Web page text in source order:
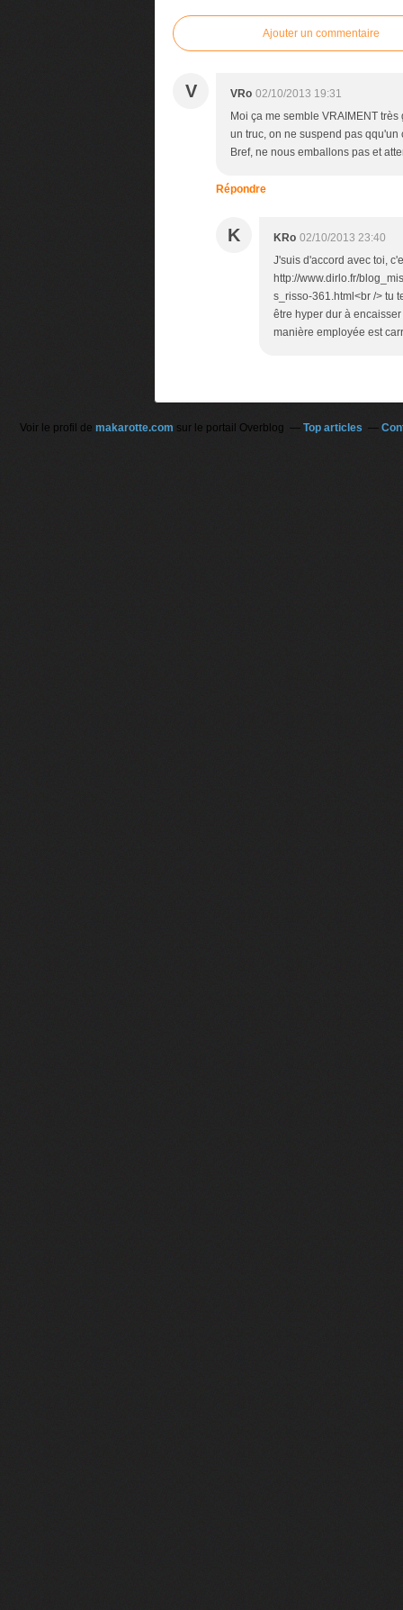
Ajouter un commentaire
V VRo 02/10/2013 19:31
Moi ça me semble VRAIMENT
un truc, on ne suspend pas qqu'un
Bref, ne nous emballons pas et
Répondre
K KRo 02/10/2013 23:40
J'suis d'accord avec toi,
http://www.dirlo.fr/
s_risso-361.html<br /> tu
être hyper dur à
manière employée est
Voir le profil de makarotte.com sur le portail Overblog Top articles